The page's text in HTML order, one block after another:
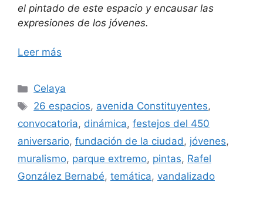
el pintado de este espacio y encausar las
expresiones de los jóvenes.
Leer más
Categorías
Celaya
Etiquetas
26 espacios, avenida Constituyentes,
convocatoria, dinámica, festejos del 450
aniversario, fundación de la ciudad, jóvenes,
muralismo, parque extremo, pintas, Rafel
González Bernabé, temática, vandalizado